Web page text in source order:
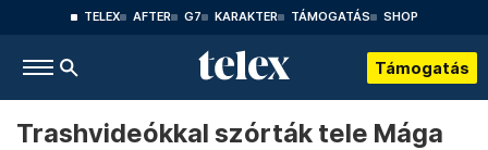
TELEX AFTER G7 KARAKTER TÁMOGATÁS SHOP
Támogatás
Trashvideókkal szórták tele Mága